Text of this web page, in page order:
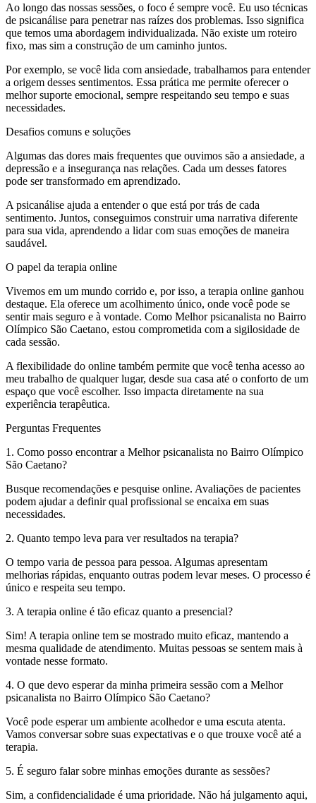
Ao longo das nossas sessões, o foco é sempre você. Eu uso técnicas
de psicanálise para penetrar nas raízes dos problemas. Isso significa
que temos uma abordagem individualizada. Não existe um roteiro
fixo, mas sim a construção de um caminho juntos.
Por exemplo, se você lida com ansiedade, trabalhamos para entender
a origem desses sentimentos. Essa prática me permite oferecer o
melhor suporte emocional, sempre respeitando seu tempo e suas
necessidades.
Desafios comuns e soluções
Algumas das dores mais frequentes que ouvimos são a ansiedade, a
depressão e a insegurança nas relações. Cada um desses fatores
pode ser transformado em aprendizado.
A psicanálise ajuda a entender o que está por trás de cada
sentimento. Juntos, conseguimos construir uma narrativa diferente
para sua vida, aprendendo a lidar com suas emoções de maneira
saudável.
O papel da terapia online
Vivemos em um mundo corrido e, por isso, a terapia online ganhou
destaque. Ela oferece um acolhimento único, onde você pode se
sentir mais seguro e à vontade. Como Melhor psicanalista no Bairro
Olímpico São Caetano, estou comprometida com a sigilosidade de
cada sessão.
A flexibilidade do online também permite que você tenha acesso ao
meu trabalho de qualquer lugar, desde sua casa até o conforto de um
espaço que você escolher. Isso impacta diretamente na sua
experiência terapêutica.
Perguntas Frequentes
1. Como posso encontrar a Melhor psicanalista no Bairro Olímpico
São Caetano?
Busque recomendações e pesquise online. Avaliações de pacientes
podem ajudar a definir qual profissional se encaixa em suas
necessidades.
2. Quanto tempo leva para ver resultados na terapia?
O tempo varia de pessoa para pessoa. Algumas apresentam
melhorias rápidas, enquanto outras podem levar meses. O processo é
único e respeita seu tempo.
3. A terapia online é tão eficaz quanto a presencial?
Sim! A terapia online tem se mostrado muito eficaz, mantendo a
mesma qualidade de atendimento. Muitas pessoas se sentem mais à
vontade nesse formato.
4. O que devo esperar da minha primeira sessão com a Melhor
psicanalista no Bairro Olímpico São Caetano?
Você pode esperar um ambiente acolhedor e uma escuta atenta.
Vamos conversar sobre suas expectativas e o que trouxe você até a
terapia.
5. É seguro falar sobre minhas emoções durante as sessões?
Sim, a confidencialidade é uma prioridade. Não há julgamento aqui,